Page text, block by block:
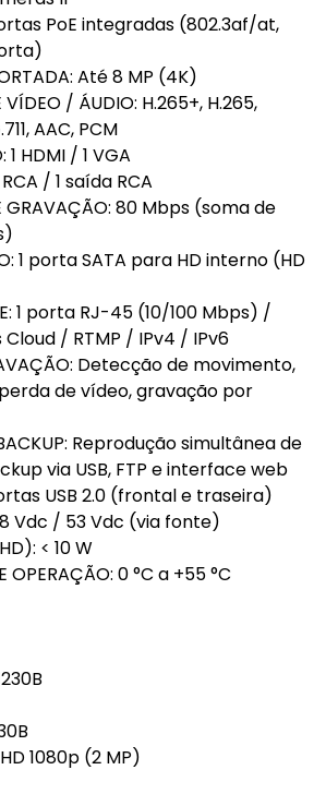
PoE integradas (802.3af/at,
Até 8 MP (4K)
VÍDEO / ÁUDIO: H.265+, H.265,
AAC, PCM
1 HDMI / 1 VGA
/ 1 saída RCA
GRAVAÇÃO: 80 Mbps (soma de
1 porta SATA para HD interno (HD
1 porta RJ-45 (10/100 Mbps) /
/ RTMP / IPv4 / IPv6
Detecção de movimento,
de vídeo, gravação por
Reprodução simultânea de
via USB, FTP e interface web
USB 2.0 (frontal e traseira)
Vdc / 53 Vdc (via fonte)
< 10 W
OPERAÇÃO: 0 °C a +55 °C
1080p (2 MP)